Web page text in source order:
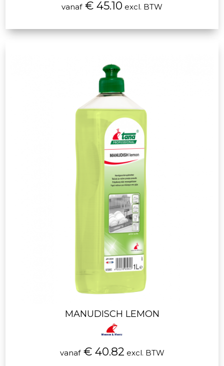
vanaf€ 45.10 excl. BTW
MANUDISCH LEMON
vanaf€ 40.82 excl. BTW